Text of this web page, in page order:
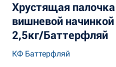
Хрустящая
вишневой начинкой
2,5кг/Баттерфляй
КФ Баттерфляй